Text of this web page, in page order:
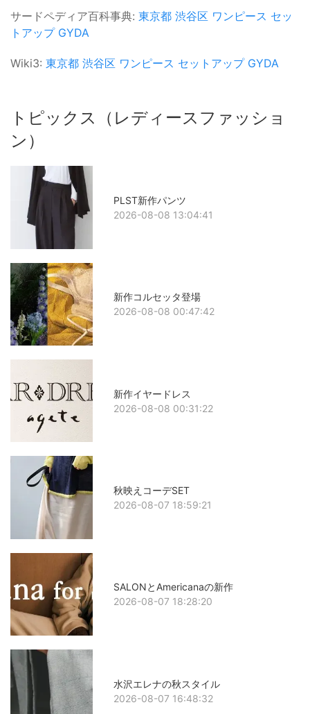
サードペディア百科事典: 東京都 渋谷区 ワンピース セッ
トアップ GYDA
Wiki3: 東京都 渋谷区 ワンピース セットアップ GYDA
トピックス（レディースファッショ
ン）
PLST新作パンツ
2026-08-08 13:04:41
新作コルセッタ登場
2026-08-08 00:47:42
新作イヤードレス
2026-08-08 00:31:22
秋映えコーデSET
2026-08-07 18:59:21
SALONとAmericanaの新作
2026-08-07 18:28:20
水沢エレナの秋スタイル
2026-08-07 16:48:32